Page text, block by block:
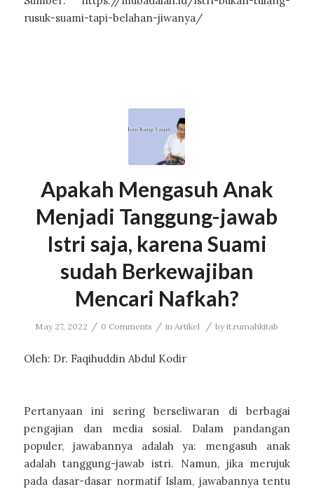
rusuk-suami-tapi-belahan-jiwanya/
Apakah Mengasuh Anak
Menjadi Tanggung-jawab
Istri saja, karena Suami
sudah Berkewajiban
Mencari Nafkah?
May 27, 2022 / 0 Comments / inArtikel / byit.rumahkitab
Oleh: Dr. Faqihuddin Abdul Kodir
Pertanyaan ini sering berseliwaran di berbagai
pengajian dan media sosial. Dalam pandangan
populer, jawabannya adalah ya: mengasuh anak
adalah tanggung-jawab istri. Namun, jika merujuk
pada dasar-dasar normatif Islam, jawabannya tentu